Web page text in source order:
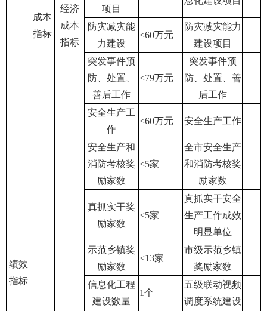
绩效
指标
成本
指标
经济
成本
指标
项目
防灾减灾能
力建设
≤60万元
防灾减灾能力
建设项目
突发事件预
防、处置、
善后工作
≤79万元
突发事件预
防、处置、善
后工作
安全生产工
作
≤60万元 安全生产工作
安全生产和
消防考核奖
励家数
≤5家
全市安全生产
和消防考核奖
励家数
真抓实干奖
励家数
≤5家
真抓实干安全
生产工作成效
明显单位
示范乡镇奖
励家数
≤13家
市级示范乡镇
奖励家数
信息化工程
建设数量
1个
五级联动视频
调度系统建设